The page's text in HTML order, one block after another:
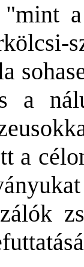
a
a
a